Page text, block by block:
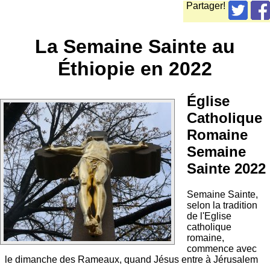
Partager!
La Semaine Sainte au
Éthiopie en 2022
Église
Catholique
Romaine
Semaine
Sainte 2022
Semaine Sainte,
selon la tradition
de l'Eglise
catholique
romaine,
commence avec
le dimanche des Rameaux, quand Jésus entre à Jérusalem